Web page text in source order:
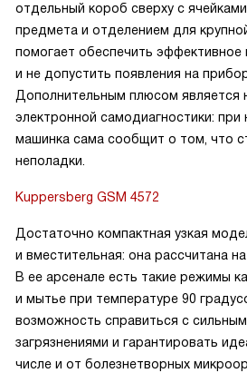
отдельный короб сверху с
предмета и отделением для
помогает обеспечить
и не допустить появления на
Дополнительным плюсом является
электронной самодиагностики: при
машинка сама сообщит о том, что
неполадки.
Kuppersberg GSM 4572
Достаточно компактная узкая
и вместительная: она рассчитана
В ее арсенале есть такие режимы
и мытье при температуре 90
возможность справиться с
загрязнениями и гарантировать
числе и от болезнетворных